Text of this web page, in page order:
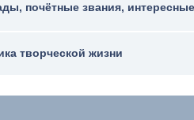
почётные звания,
творческой жизни